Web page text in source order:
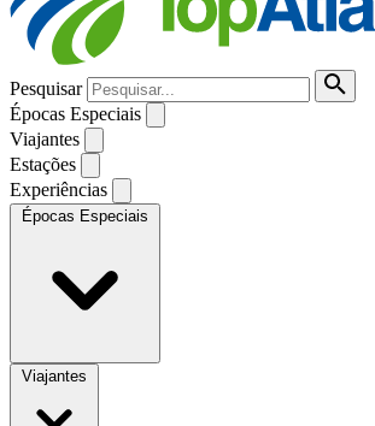
Pesquisar
Épocas Especiais
Viajantes
Estações
Experiências
Épocas Especiais
Viajantes